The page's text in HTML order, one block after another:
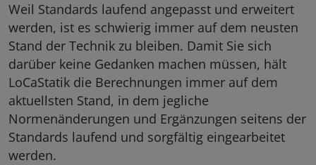
Weil Standards laufend angepasst und erweitert
werden, ist es schwierig immer auf dem neusten
Stand der Technik zu bleiben. Damit Sie sich
darüber keine Gedanken machen müssen, hält
LoCaStatik die Berechnungen immer auf dem
aktuellsten Stand, in dem jegliche
Normenänderungen und Ergänzungen seitens der
Standards laufend und sorgfältig eingearbeitet
werden.